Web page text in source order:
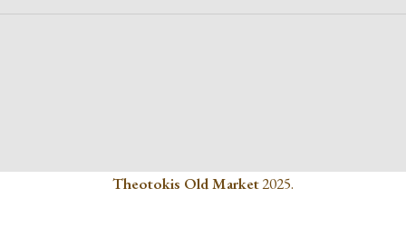
Theotokis Old Market2025.